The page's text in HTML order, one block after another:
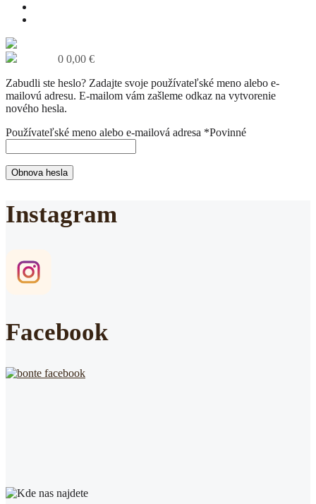
0 0,00 €
Zabudli ste heslo? Zadajte svoje používateľské meno alebo e-
mailovú adresu. E-mailom vám zašleme odkaz na vytvorenie
nového hesla.
Používateľské meno alebo e-mailová adresa *Povinné
Obnova hesla
Instagram
Facebook